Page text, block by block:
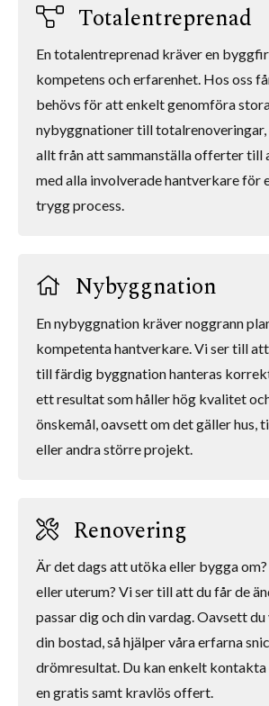
Totalentreprenad
En totalentreprenad kräver en
kompetens och erfarenhet. Hos oss
behövs för att enkelt genomföra
nybyggnationer till
allt från att sammanställa offerter till
med alla involverade hantverkare för
trygg process.
Nybyggnation
En nybyggnation kräver noggrann
kompetenta hantverkare. Vi ser till
till färdig byggnation hanteras
ett resultat som håller hög kvalitet
önskemål, oavsett om det gäller hus,
eller andra större projekt.
Renovering
Är det dags att utöka eller bygga om?
eller uterum? Vi ser till att du får de
passar dig och din vardag. Oavsett
din bostad, så hjälper våra erfarna
drömresultat. Du kan enkelt
en gratis samt kravlös offert.